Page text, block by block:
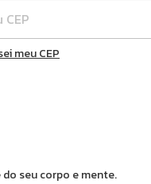
meu CEP
seu corpo e mente.